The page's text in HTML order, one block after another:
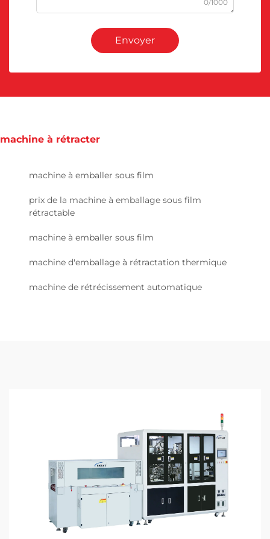
0/1000
Envoyer
machine à rétracter
machine à emballer sous film
prix de la machine à emballage sous film
rétractable
machine à emballer sous film
machine d'emballage à rétractation thermique
machine de rétrécissement automatique